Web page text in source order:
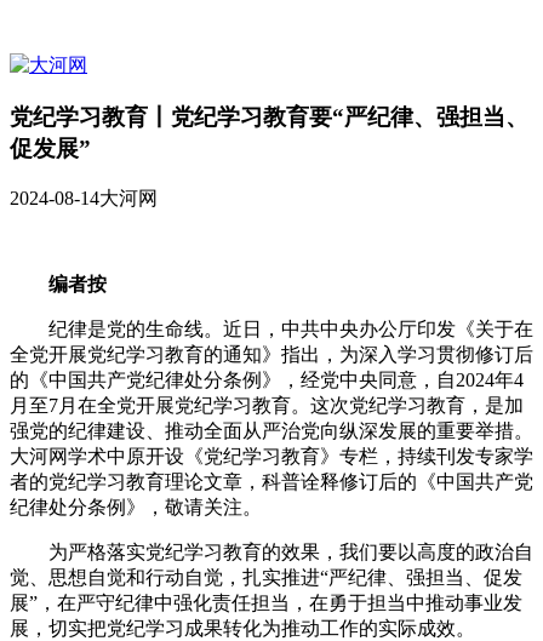
党纪学习教育丨党纪学习教育要“严纪律、强担当、
促发展”
2024-08-14大河网
编者按
纪律是党的生命线。近日，中共中央办公厅印发《关于在
全党开展党纪学习教育的通知》指出，为深入学习贯彻修订后
的《中国共产党纪律处分条例》，经党中央同意，自2024年4
月至7月在全党开展党纪学习教育。这次党纪学习教育，是加
强党的纪律建设、推动全面从严治党向纵深发展的重要举措。
大河网学术中原开设《党纪学习教育》专栏，持续刊发专家学
者的党纪学习教育理论文章，科普诠释修订后的《中国共产党
纪律处分条例》，敬请关注。
为严格落实党纪学习教育的效果，我们要以高度的政治自
觉、思想自觉和行动自觉，扎实推进“严纪律、强担当、促发
展”，在严守纪律中强化责任担当，在勇于担当中推动事业发
展，切实把党纪学习成果转化为推动工作的实际成效。